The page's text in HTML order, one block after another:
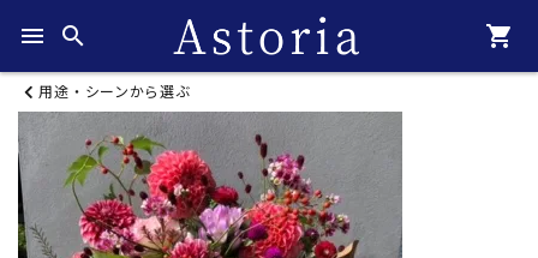
menu search shopping_cart
用途・シーンから選ぶ